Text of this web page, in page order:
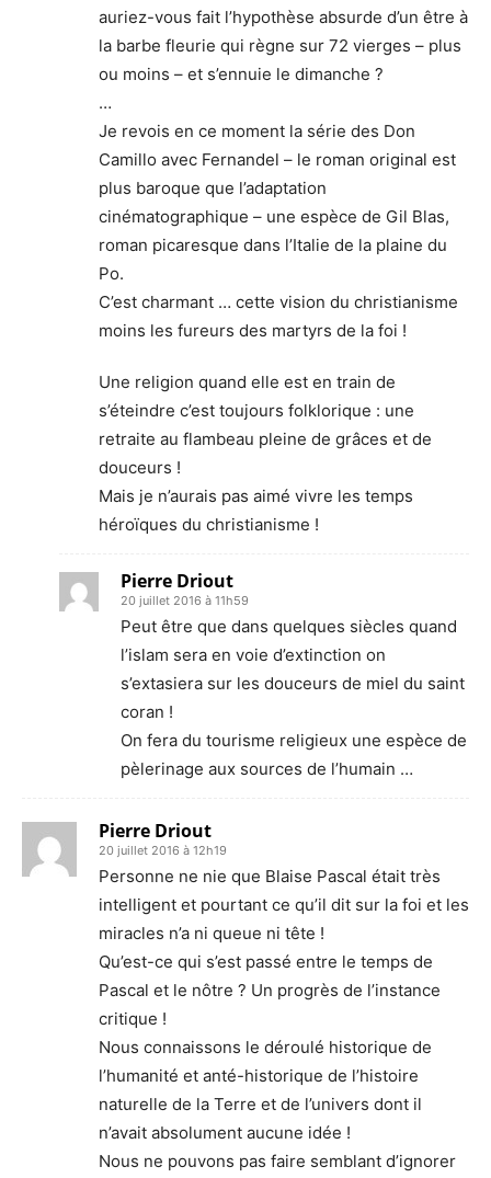
auriez-vous fait l’hypothèse absurde d’un être à
la barbe fleurie qui règne sur 72 vierges – plus
ou moins – et s’ennuie le dimanche ?
…
Je revois en ce moment la série des Don
Camillo avec Fernandel – le roman original est
plus baroque que l’adaptation
cinématographique – une espèce de Gil Blas,
roman picaresque dans l’Italie de la plaine du
Po.
C’est charmant … cette vision du christianisme
moins les fureurs des martyrs de la foi !
Une religion quand elle est en train de
s’éteindre c’est toujours folklorique : une
retraite au flambeau pleine de grâces et de
douceurs !
Mais je n’aurais pas aimé vivre les temps
héroïques du christianisme !
Pierre Driout
20 juillet 2016 à 11h59
Peut être que dans quelques siècles quand
l’islam sera en voie d’extinction on
s’extasiera sur les douceurs de miel du saint
coran !
On fera du tourisme religieux une espèce de
pèlerinage aux sources de l’humain …
Pierre Driout
20 juillet 2016 à 12h19
Personne ne nie que Blaise Pascal était très
intelligent et pourtant ce qu’il dit sur la foi et les
miracles n’a ni queue ni tête !
Qu’est-ce qui s’est passé entre le temps de
Pascal et le nôtre ? Un progrès de l’instance
critique !
Nous connaissons le déroulé historique de
l’humanité et anté-historique de l’histoire
naturelle de la Terre et de l’univers dont il
n’avait absolument aucune idée !
Nous ne pouvons pas faire semblant d’ignorer